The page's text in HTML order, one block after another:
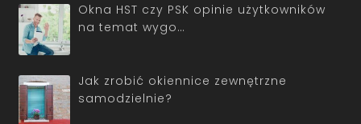
Okna HST czy PSK opinie użytkowników
na temat wygo…
Jak zrobić okiennice zewnętrzne
samodzielnie?